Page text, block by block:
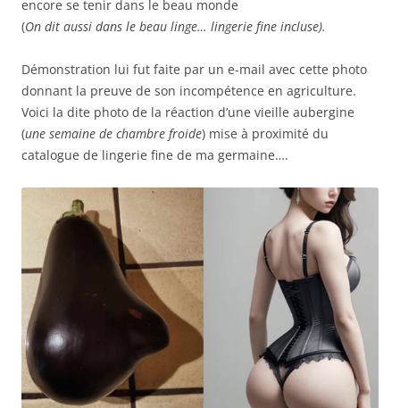
encore se tenir dans le beau monde
(On dit aussi dans le beau linge… lingerie fine incluse).
Démonstration lui fut faite par un e-mail avec cette photo
donnant la preuve de son incompétence en agriculture.
Voici la dite photo de la réaction d’une vieille aubergine
(une semaine de chambre froide) mise à proximité du
catalogue de lingerie fine de ma germaine….